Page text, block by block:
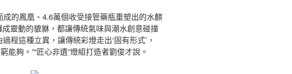
的鳳凰、4.6萬個收受接管藥瓶重塑出的水麒
靈動的貔貅，都讓傳統氣味與潮水創意碰撞
程這種立異，讓傳統彩燈走出‘固有形式’，
能夠。”“匠心非遺”燈組打造者劉俊才說。